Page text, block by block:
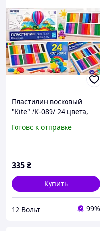
Пластилин восковый
"Kite" /K-089/ 24 цвета,
Готово к отправке
335₴
Купить
12 Вольт 99%